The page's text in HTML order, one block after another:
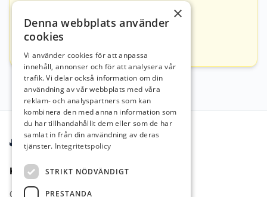
Lars Bjerke
lars.bjerke@4klovern.se
Sidfot
Kontakt
Om oss
×
Denna webbplats använder
cookies
Vi använder cookies för att anpassa
innehåll, annonser och för att analysera vår
trafik. Vi delar också information om din
användning av vår webbplats med våra
reklam- och analyspartners som kan
kombinera den med annan information som
du har tillhandahållit dem eller som de har
samlat in från din användning av deras
tjänster. Integritetspolicy
STRIKT NÖDVÄNDIGT
PRESTANDA